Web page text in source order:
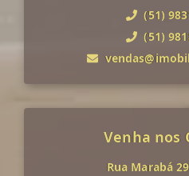
(51)
(51)
Venha nos
Rua Marabá